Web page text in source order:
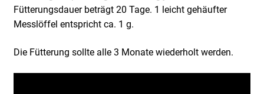
Fütterungsdauer beträgt 20 Tage. 1 leicht gehäufter
Messlöffel entspricht ca. 1 g.
Die Fütterung sollte alle 3 Monate wiederholt werden.